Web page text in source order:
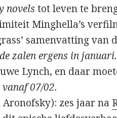
novelstot leven te
Minghella’s
samenvatting van
zalen ergens in januari.
Lynch, en daar
07/02.
zes jaar na